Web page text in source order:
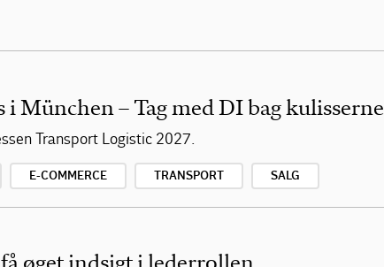
München – Tag med DI bag kulisserne
Transport Logistic 2027.
E-COMMERCE TRANSPORT SALG